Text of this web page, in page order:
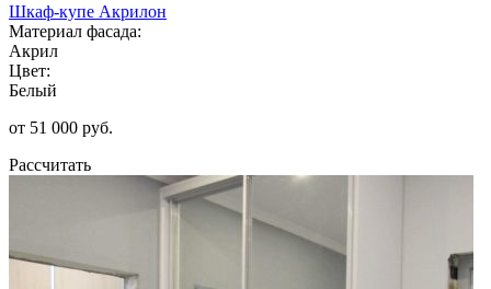
Шкаф-купе Акрилон
Материал фасада:
Акрил
Цвет:
Белый
от 51 000 руб.
Рассчитать